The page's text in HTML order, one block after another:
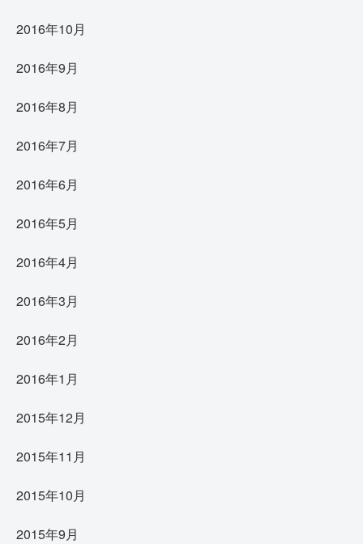
2016年10月
2016年9月
2016年8月
2016年7月
2016年6月
2016年5月
2016年4月
2016年3月
2016年2月
2016年1月
2015年12月
2015年11月
2015年10月
2015年9月